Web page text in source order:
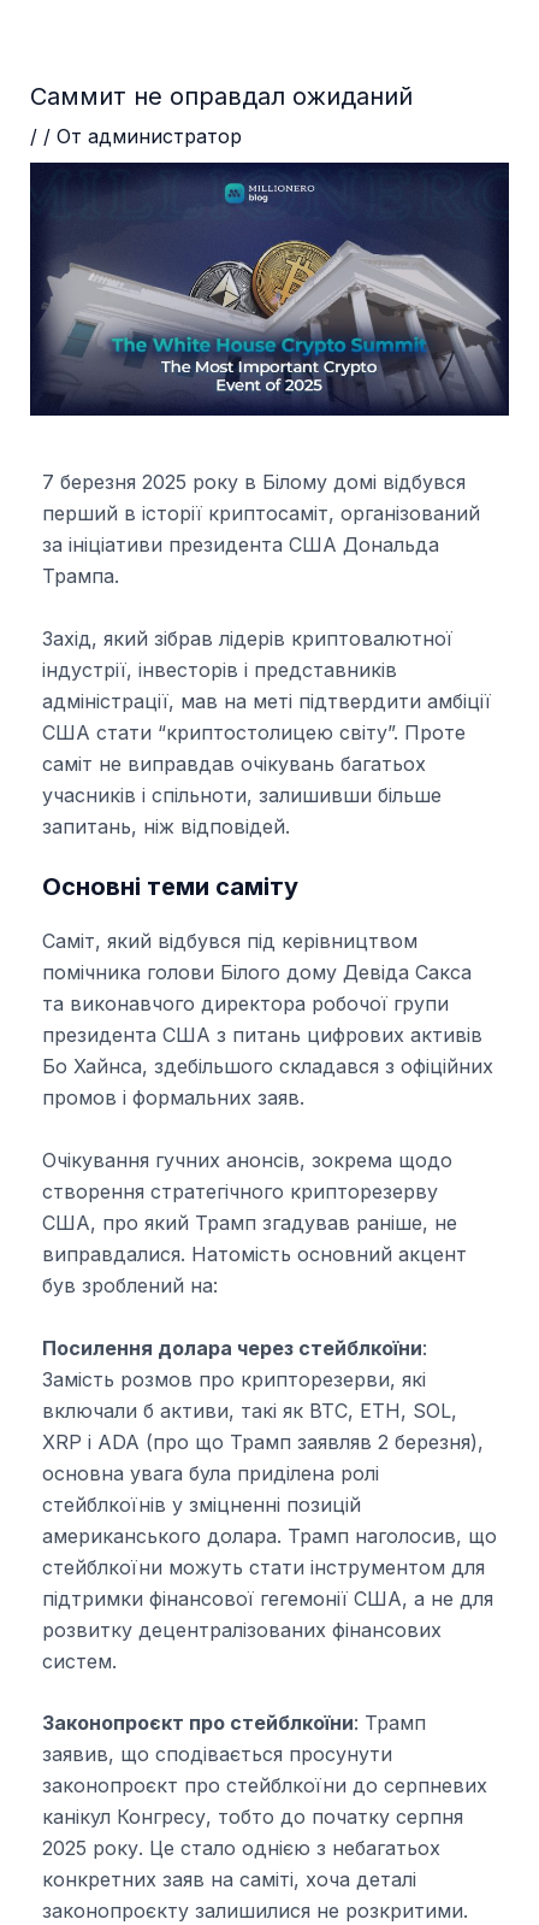
Саммит не оправдал ожиданий
/ / От администратор
7 березня 2025 року в Білому домі відбувся
перший в історії криптосаміт, організований
за ініціативи президента США Дональда
Трампа.
Захід, який зібрав лідерів криптовалютної
індустрії, інвесторів і представників
адміністрації, мав на меті підтвердити амбіції
США стати “криптостолицею світу”. Проте
саміт не виправдав очікувань багатьох
учасників і спільноти, залишивши більше
запитань, ніж відповідей.
Основні теми саміту
Саміт, який відбувся під керівництвом
помічника голови Білого дому Девіда Сакса
та виконавчого директора робочої групи
президента США з питань цифрових активів
Бо Хайнса, здебільшого складався з офіційних
промов і формальних заяв.
Очікування гучних анонсів, зокрема щодо
створення стратегічного крипторезерву
США, про який Трамп згадував раніше, не
виправдалися. Натомість основний акцент
був зроблений на:
Посилення долара через стейблкоїни:
Замість розмов про крипторезерви, які
включали б активи, такі як BTC, ETH, SOL,
XRP і ADA (про що Трамп заявляв 2 березня),
основна увага була приділена ролі
стейблкоїнів у зміцненні позицій
американського долара. Трамп наголосив, що
стейблкоїни можуть стати інструментом для
підтримки фінансової гегемонії США, а не для
розвитку децентралізованих фінансових
систем.
Законопроєкт про стейблкоїни: Трамп
заявив, що сподівається просунути
законопроєкт про стейблкоїни до серпневих
канікул Конгресу, тобто до початку серпня
2025 року. Це стало однією з небагатьох
конкретних заяв на саміті, хоча деталі
законопроєкту залишилися не розкритими.